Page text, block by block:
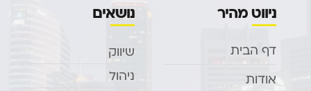
ניווט מהיר
דף הבית
אודות
נושאים
שיווק
ניהול